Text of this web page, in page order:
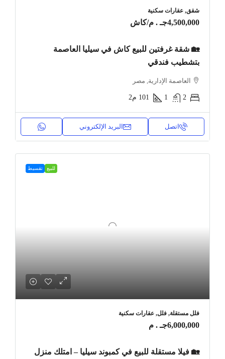
شقق, عقارات سكنية
4,500,000جـ . م /كاش
🏡 شقة غرفتين للبيع كاش في سيليا العاصمة
بتشطيب فندقي
العاصمة الإدارية, مصر
2
1
101 م2
اتصل البريد الإلكتروني
للبيع تقسيط
فلل مستقلة, فلل, عقارات سكنية
6,000,000جـ . م
🏡 فيلا مستقلة للبيع في كمبوند سيليا – امتلك منزل